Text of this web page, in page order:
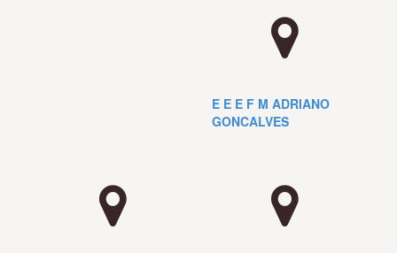
E E E F M ADRIANO
GONCALVES